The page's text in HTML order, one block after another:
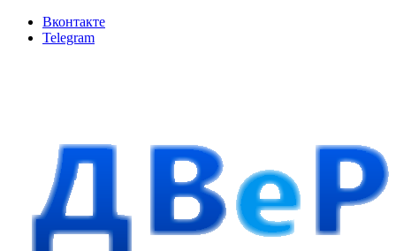
Вконтакте
Telegram